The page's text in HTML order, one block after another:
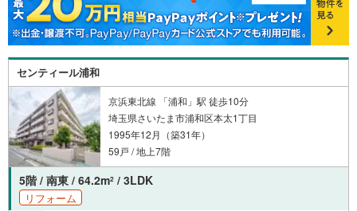
センティール浦和
京浜東北線 「浦和」駅 徒歩10分
埼玉県さいたま市浦和区本太1丁目
1995年12月（築31年）
59戸 / 地上7階
5階 / 南東 / 64.2m2 / 3LDK
リフォーム